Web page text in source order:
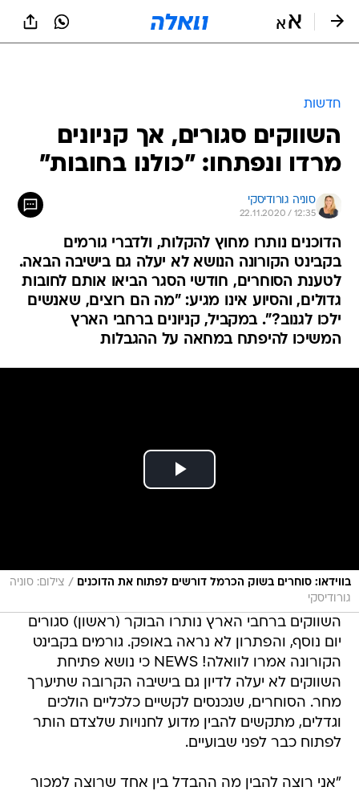
חדשות
השווקים סגורים, אך קניונים
מרדו ונפתחו: "כולנו בחובות"
סוניה גורודיסקי
22.11.2020 / 12:35
הדוכנים נותרו מחוץ להקלות, ולדברי גורמים
בקבינט הקורונה הנושא לא יעלה גם בישיבה הבאה.
לטענת הסוחרים, חודשי הסגר הביאו אותם לחובות
גדולים, והסיוע אינו מגיע: "מה הם רוצים, שאנשים
ילכו לגנוב?". במקביל, קניונים ברחבי הארץ
המשיכו להיפתח במחאה על ההגבלות
בווידאו: סוחרים בשוק הכרמל דורשים לפתוח את הדוכנים / צילום: סוניה
גורודיסקי
השווקים ברחבי הארץ נותרו הבוקר (ראשון) סגורים
יום נוסף, והפתרון לא נראה באופק. גורמים בקבינט
הקורונה אמרו לוואלה! NEWS כי נושא פתיחת
השווקים לא יעלה לדיון גם בישיבה הקרובה שתיערך
מחר. הסוחרים, שנכנסים לקשיים כלכליים הולכים
וגדלים, מתקשים להבין מדוע לחנויות שלצדם הותר
לפתוח כבר לפני שבועיים.
"אני רוצה להבין מה ההבדל בין אחד שרוצה למכור